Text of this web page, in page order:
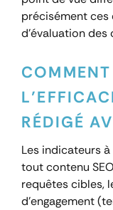
précisément ces
d’évaluation des
RÉDIGÉ
Les indicateurs
tout contenu
requêtes cibles,
d’engagement